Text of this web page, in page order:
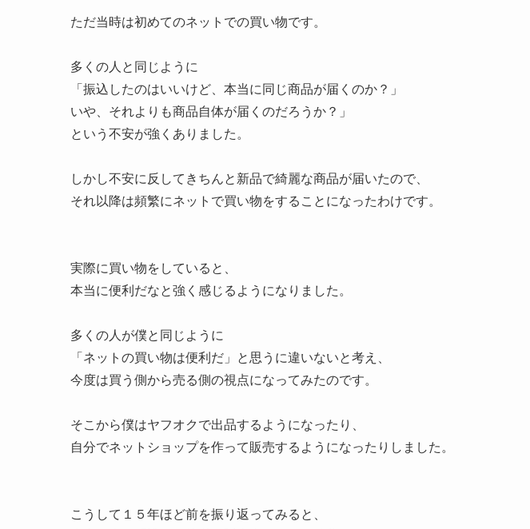
ただ当時は初めてのネットでの買い物です。
多くの人と同じように
「振込したのはいいけど、本当に同じ商品が届くのか？」
いや、それよりも商品自体が届くのだろうか？」
という不安が強くありました。
しかし不安に反してきちんと新品で綺麗な商品が届いたので、
それ以降は頻繁にネットで買い物をすることになったわけです。
実際に買い物をしていると、
本当に便利だなと強く感じるようになりました。
多くの人が僕と同じように
「ネットの買い物は便利だ」と思うに違いないと考え、
今度は買う側から売る側の視点になってみたのです。
そこから僕はヤフオクで出品するようになったり、
自分でネットショップを作って販売するようになったりしました。
こうして１５年ほど前を振り返ってみると、